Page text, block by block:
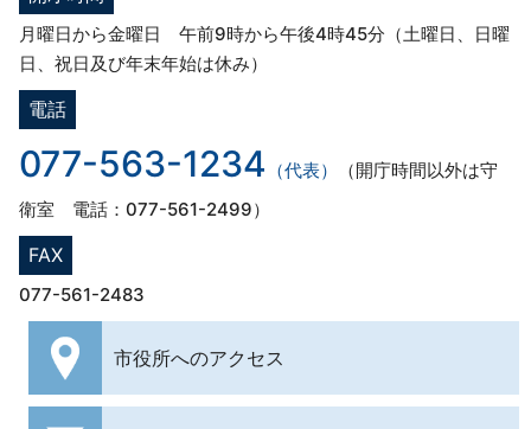
月曜日から金曜日 午前9時から午後4時45分（土曜日、日曜
日、祝日及び年末年始は休み）
電話
077-563-1234 （代表）
（開庁時間以外は守
衛室 電話：077-561-2499）
FAX
077-561-2483
市役所へのアクセス